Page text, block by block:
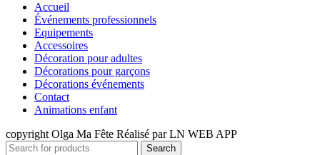
Accueil
Événements professionnels
Equipements
Accessoires
Décoration pour adultes
Décorations pour garçons
Décorations événements
Contact
Animations enfant
copyright Olga Ma Fête Réalisé par LN WEB APP
Search